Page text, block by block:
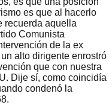
es que al hacerlo
recuerda aquella
Comunista
de la ex
alto dirigente enrostró
que con nuestra
Dije sí, como coincidía
condenó la